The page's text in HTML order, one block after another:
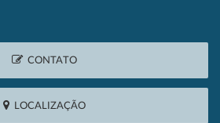
CONTATO
LOCALIZAÇÃO